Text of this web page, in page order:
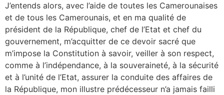
J’entends alors, avec l’aide de toutes les Camerounaises
et de tous les Camerounais, et en ma qualité de
président de la République, chef de l’Etat et chef du
gouvernement, m’acquitter de ce devoir sacré que
m’impose la Constitution à savoir, veiller à son respect,
comme à l’indépendance, à la souveraineté, à la sécurité
et à l’unité de l’Etat, assurer la conduite des affaires de
la République, mon illustre prédécesseur n’a jamais failli